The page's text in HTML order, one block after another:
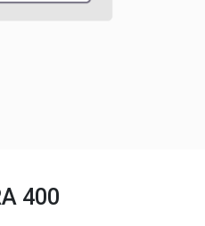
400